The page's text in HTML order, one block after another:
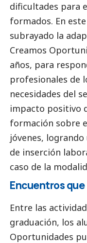
dificultades para
formados. En
subrayado la
Creamos
años, para
profesionales de
necesidades del
impacto positivo
formación sobre
jóvenes,
de inserción
caso de la
Encuentros
Entre las
graduación, los
Oportunidades